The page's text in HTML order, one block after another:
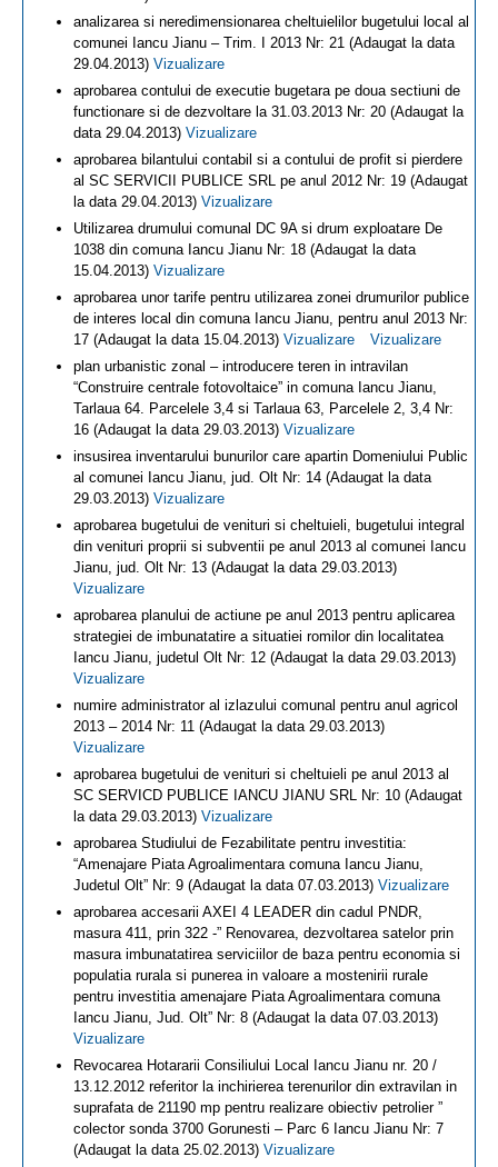
analizarea si neredimensionarea cheltuielilor bugetului local al
comunei Iancu Jianu – Trim. I 2013 Nr: 21 (Adaugat la data
29.04.2013) Vizualizare
aprobarea contului de executie bugetara pe doua sectiuni de
functionare si de dezvoltare la 31.03.2013 Nr: 20 (Adaugat la
data 29.04.2013) Vizualizare
aprobarea bilantului contabil si a contului de profit si pierdere
al SC SERVICII PUBLICE SRL pe anul 2012 Nr: 19 (Adaugat
la data 29.04.2013) Vizualizare
Utilizarea drumului comunal DC 9A si drum exploatare De
1038 din comuna Iancu Jianu Nr: 18 (Adaugat la data
15.04.2013) Vizualizare
aprobarea unor tarife pentru utilizarea zonei drumurilor publice
de interes local din comuna Iancu Jianu, pentru anul 2013 Nr:
17 (Adaugat la data 15.04.2013) Vizualizare
Vizualizare
plan urbanistic zonal – introducere teren in intravilan
“Construire centrale fotovoltaice” in comuna Iancu Jianu,
Tarlaua 64. Parcelele 3,4 si Tarlaua 63, Parcelele 2, 3,4 Nr:
16 (Adaugat la data 29.03.2013) Vizualizare
insusirea inventarului bunurilor care apartin Domeniului Public
al comunei Iancu Jianu, jud. Olt Nr: 14 (Adaugat la data
29.03.2013) Vizualizare
aprobarea bugetului de venituri si cheltuieli, bugetului integral
din venituri proprii si subventii pe anul 2013 al comunei Iancu
Jianu, jud. Olt Nr: 13 (Adaugat la data 29.03.2013)
Vizualizare
aprobarea planului de actiune pe anul 2013 pentru aplicarea
strategiei de imbunatatire a situatiei romilor din localitatea
Iancu Jianu, judetul Olt Nr: 12 (Adaugat la data 29.03.2013)
Vizualizare
numire administrator al izlazului comunal pentru anul agricol
2013 – 2014 Nr: 11 (Adaugat la data 29.03.2013)
Vizualizare
aprobarea bugetului de venituri si cheltuieli pe anul 2013 al
SC SERVICD PUBLICE IANCU JIANU SRL Nr: 10 (Adaugat
la data 29.03.2013) Vizualizare
aprobarea Studiului de Fezabilitate pentru investitia:
“Amenajare Piata Agroalimentara comuna Iancu Jianu,
Judetul Olt” Nr: 9 (Adaugat la data 07.03.2013) Vizualizare
aprobarea accesarii AXEI 4 LEADER din cadul PNDR,
masura 411, prin 322 -” Renovarea, dezvoltarea satelor prin
masura imbunatatirea serviciilor de baza pentru economia si
populatia rurala si punerea in valoare a mostenirii rurale
pentru investitia amenajare Piata Agroalimentara comuna
Iancu Jianu, Jud. Olt” Nr: 8 (Adaugat la data 07.03.2013)
Vizualizare
Revocarea Hotararii Consiliului Local Iancu Jianu nr. 20 /
13.12.2012 referitor la inchirierea terenurilor din extravilan in
suprafata de 21190 mp pentru realizare obiectiv petrolier ”
colector sonda 3700 Gorunesti – Parc 6 Iancu Jianu Nr: 7
(Adaugat la data 25.02.2013) Vizualizare